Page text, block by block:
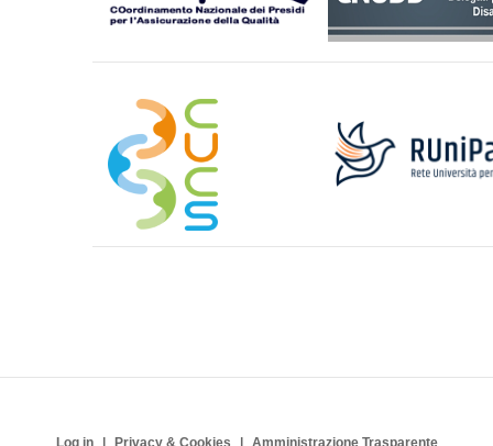
Log in Privacy & Cookies Amministrazione Trasparente